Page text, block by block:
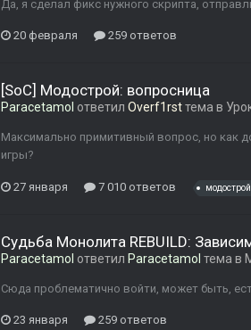
Да, я сделал фикс нужного скрипта,
20 февраля 259 ответов
[SoC] Модострой: вопросница
Paracetamol ответил Overf1rstтема в
Максимально примитивный вопрос, но как
игры?
27 января 7 010 ответов модострой
Судьба Монолита REBUILD:
Paracetamol ответил Paracetamol тема в
Сюда проблематично войти, может быть,
23 января 259 ответов